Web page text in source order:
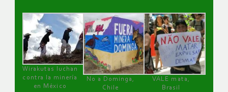
Wirakutas luchan
contra la minería
en México
No a Dominga,
Chile
VALE mata,
Brasil